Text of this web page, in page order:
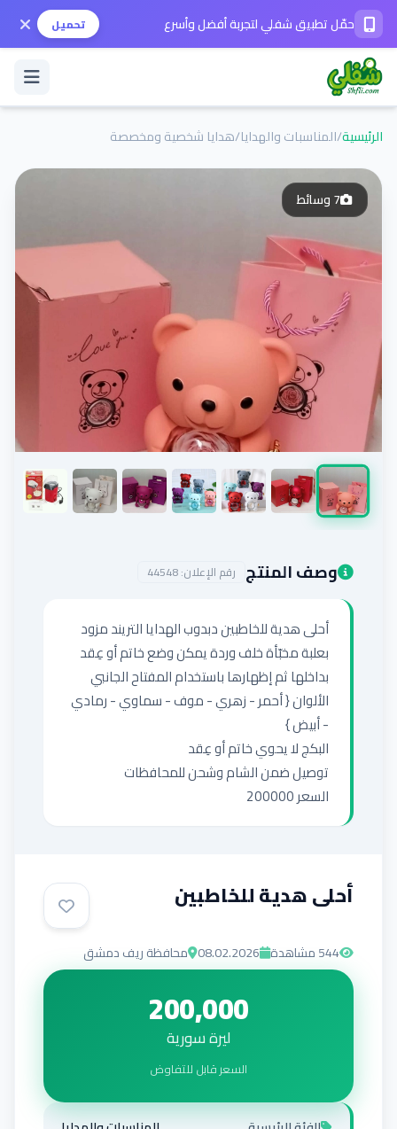
حمّل تطبيق شفلي لتجربة أفضل وأسرع تحميل
تسجيل الدخول / حساب جديد
الوضع الداكن
حمّل التطبيق
المساعدة
تواصل معنا
إضافة إعلان
الرئيسية/المناسبات والهدايا/هدايا شخصية ومخصصة
7وسائط
وصف المنتج رقم الإعلان:44548
السعر 200000
أحلى هدية للخاطبين
544مشاهدة 08.02.2026 محافظة ريف دمشق
200,000
ليرة سورية
السعر قابل للتفاوض